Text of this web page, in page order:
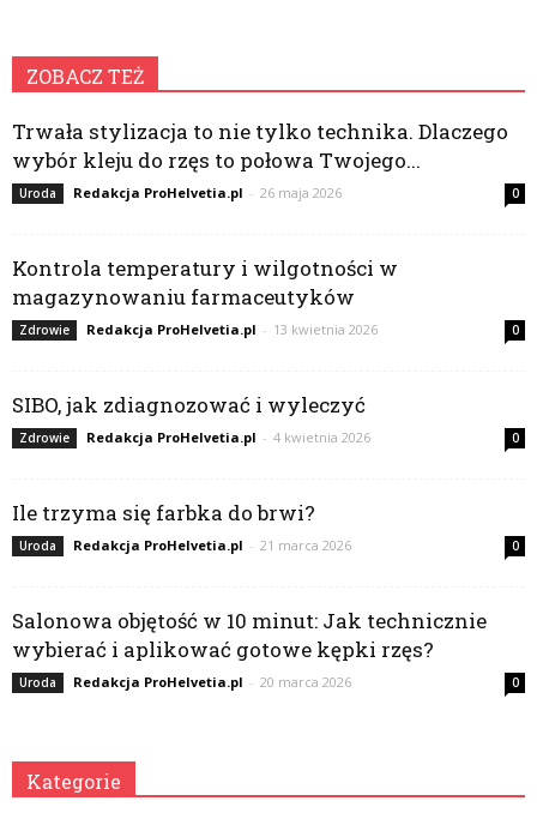
ZOBACZ TEŻ
Trwała stylizacja to nie tylko technika. Dlaczego
wybór kleju do rzęs to połowa Twojego...
Uroda Redakcja ProHelvetia.pl - 26 maja 2026 0
Kontrola temperatury i wilgotności w
magazynowaniu farmaceutyków
Zdrowie Redakcja ProHelvetia.pl - 13 kwietnia 2026 0
SIBO, jak zdiagnozować i wyleczyć
Zdrowie Redakcja ProHelvetia.pl - 4 kwietnia 2026 0
Ile trzyma się farbka do brwi?
Uroda Redakcja ProHelvetia.pl - 21 marca 2026 0
Salonowa objętość w 10 minut: Jak technicznie
wybierać i aplikować gotowe kępki rzęs?
Uroda Redakcja ProHelvetia.pl - 20 marca 2026 0
Kategorie